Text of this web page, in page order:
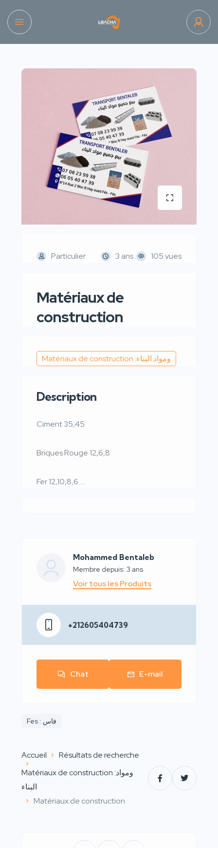
Particulier 3 ans . 105 vues
Matériaux de
construction
Matériaux de construction :ومواد البناء
Description
Ciment 35,45
Briques Rouge 12,6,8
Fer 12,10,8,6…..
Mohammed Bentaleb
Membre depuis: 3 ans
Voir tous les Produits
+212605404739
Chat E-mail
Fes : فاس
Accueil
Résultats de recherche
Matériaux de construction :ومواد
البناء
Matériaux de construction